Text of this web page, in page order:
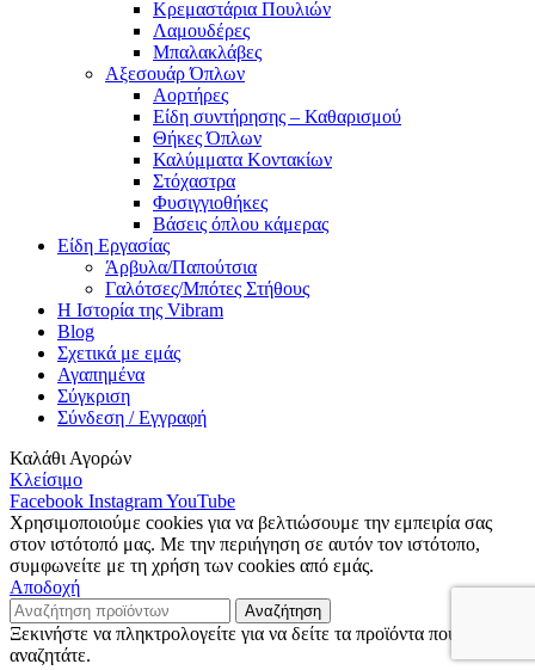
Κρεμαστάρια Πουλιών
Λαμουδέρες
Μπαλακλάβες
Αξεσουάρ Όπλων
Αορτήρες
Είδη συντήρησης – Καθαρισμού
Θήκες Όπλων
Καλύμματα Κοντακίων
Στόχαστρα
Φυσιγγιοθήκες
Βάσεις όπλου κάμερας
Είδη Εργασίας
Άρβυλα/Παπούτσια
Γαλότσες/Μπότες Στήθους
Η Ιστορία της Vibram
Blog
Σχετικά με εμάς
Αγαπημένα
Σύγκριση
Σύνδεση / Εγγραφή
Καλάθι Αγορών
Κλείσιμο
Facebook InstagramYouTube
Χρησιμοποιούμε cookies για να βελτιώσουμε την εμπειρία σας
στον ιστότοπό μας. Με την περιήγηση σε αυτόν τον ιστότοπο,
συμφωνείτε με τη χρήση των cookies από εμάς.
Αποδοχή
Αναζήτηση
Ξεκινήστε να πληκτρολογείτε για να δείτε τα προϊόντα που
αναζητάτε.